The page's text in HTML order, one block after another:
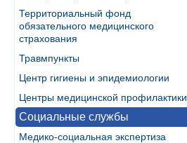
Территориальный фонд
обязательного медицинского
страхования
Травмпункты
Центр гигиены и эпидемиологии
Центры медицинской профилактики
Социальные службы
Медико-социальная экспертиза